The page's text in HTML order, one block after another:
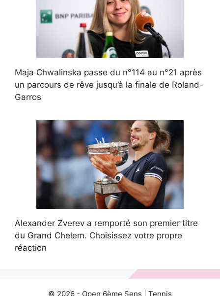
Maja Chwalinska passe du n°114 au n°21 après
un parcours de rêve jusqu’à la finale de Roland-
Garros
Alexander Zverev a remporté son premier titre
du Grand Chelem. Choisissez votre propre
réaction
© 2026 - Open 6ème Sens Tennis